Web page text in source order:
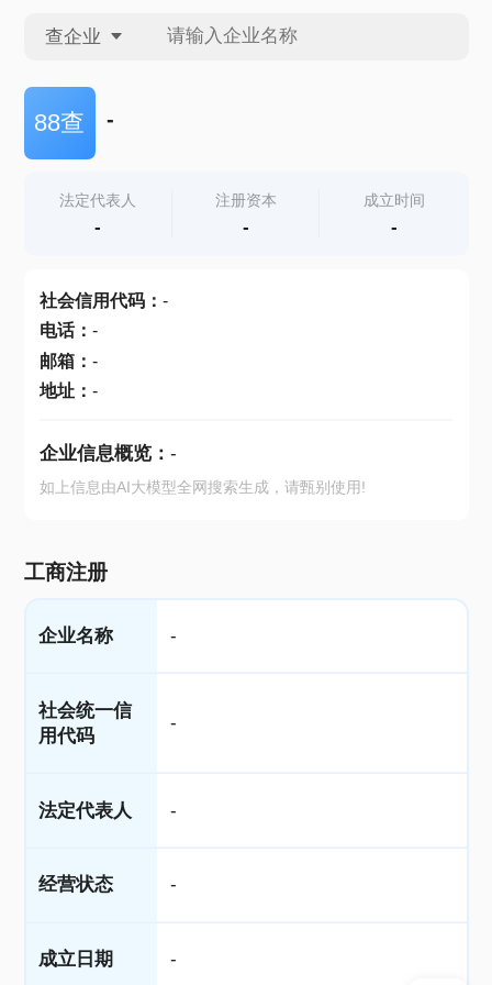
查企业
查企业
查产地
88查 -
法定代表人
-
注册资本
-
成立时间
-
社会信用代码： -
电话： -
邮箱： -
地址： -
企业信息概览： -
如上信息由AI大模型全网搜索生成，请甄别使用!
工商注册
企业名称 -
社会统一信
用代码
-
法定代表人 -
经营状态 -
成立日期 -